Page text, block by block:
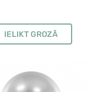
IELIKT GROZĀ